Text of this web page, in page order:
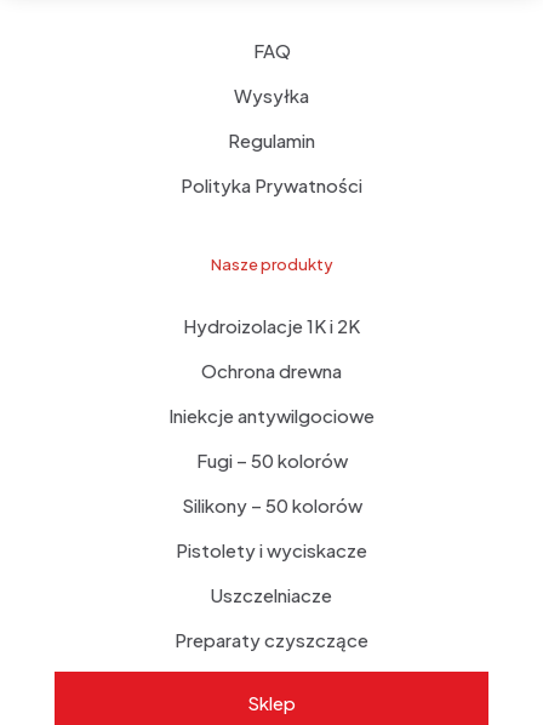
FAQ
Wysyłka
Regulamin
Polityka Prywatności
Nasze produkty
Hydroizolacje 1K i 2K
Ochrona drewna
Iniekcje antywilgociowe
Fugi – 50 kolorów
Silikony – 50 kolorów
Pistolety i wyciskacze
Uszczelniacze
Preparaty czyszczące
Sklep